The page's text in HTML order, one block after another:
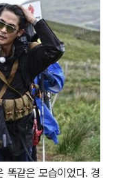
똑같은 모습이었다. 경